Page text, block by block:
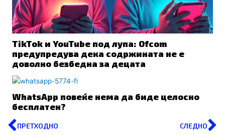
TikTok и YouTube под лупа: Ofcom
предупредува дека содржината не е
доволно безбедна за децата
WhatsApp повеќе нема да биде целосно
бесплатен?
Prev
ПРЕТХОДНО СЛЕДНО